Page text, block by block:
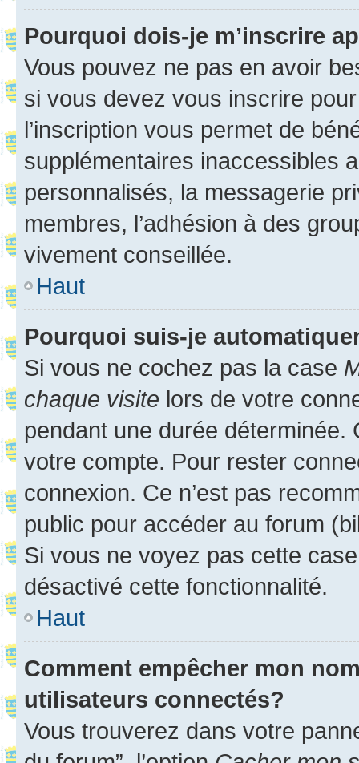
Pourquoi dois-je m’inscrire
Vous pouvez ne pas en avoir
si vous devez vous inscrire
l’inscription vous permet de
supplémentaires inaccessibles
personnalisés, la messagerie
membres, l’adhésion à des
vivement conseillée.
Haut
Pourquoi suis-je
Si vous ne cochez pas la case
chaque visite lors de votre
pendant une durée déterminée.
votre compte. Pour rester
connexion. Ce n’est pas
public pour accéder au forum
Si vous ne voyez pas cette
désactivé cette fonctionnalité.
Haut
Comment empêcher mon
utilisateurs connectés?
Vous trouverez dans votre